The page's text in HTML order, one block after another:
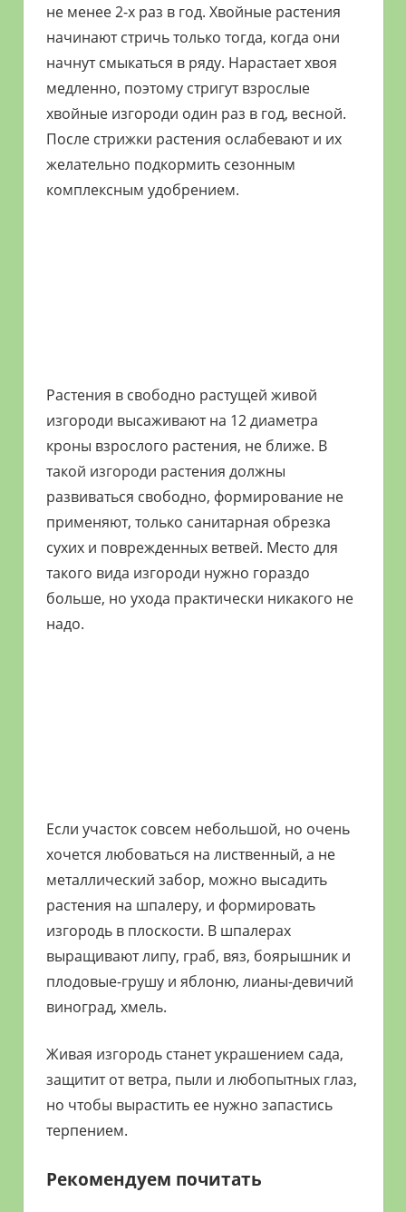
не менее 2-х раз в год. Хвойные растения
начинают стричь только тогда, когда они
начнут смыкаться в ряду. Нарастает хвоя
медленно, поэтому стригут взрослые
хвойные изгороди один раз в год, весной.
После стрижки растения ослабевают и их
желательно подкормить сезонным
комплексным удобрением.
Растения в свободно растущей живой
изгороди высаживают на 12 диаметра
кроны взрослого растения, не ближе. В
такой изгороди растения должны
развиваться свободно, формирование не
применяют, только санитарная обрезка
сухих и поврежденных ветвей. Место для
такого вида изгороди нужно гораздо
больше, но ухода практически никакого не
надо.
Если участок совсем небольшой, но очень
хочется любоваться на лиственный, а не
металлический забор, можно высадить
растения на шпалеру, и формировать
изгородь в плоскости. В шпалерах
выращивают липу, граб, вяз, боярышник и
плодовые-грушу и яблоню, лианы-девичий
виноград, хмель.
Живая изгородь станет украшением сада,
защитит от ветра, пыли и любопытных глаз,
но чтобы вырастить ее нужно запастись
терпением.
Рекомендуем почитать